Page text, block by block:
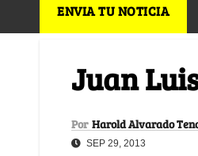
ENVIA TU NOTICIA
Juan
Por Harold Alvarado
SEP 29, 2013